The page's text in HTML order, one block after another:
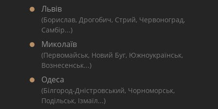
Львів
(Борислав, Дрогобич, Стрий, Червоноград,
Самбір...)
Миколаїв
(Первомайськ, Новий Буг, Южноукраїнськ,
Вознесенськ...)
Одеса
(Білгород-Дністровський, Чорноморськ,
Подільськ, Ізмаїл...)